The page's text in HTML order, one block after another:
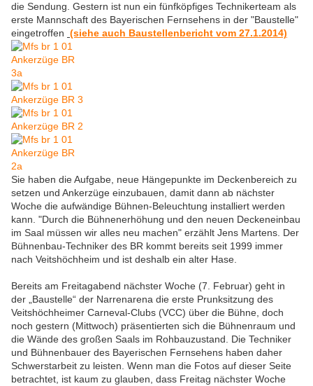
die Sendung. Gestern ist nun ein fünfköpfiges Technikerteam als
erste Mannschaft des Bayerischen Fernsehens in der "Baustelle"
eingetroffen (siehe auch Baustellenbericht vom 27.1.2014)
Sie haben die Aufgabe, neue Hängepunkte im Deckenbereich zu
setzen und Ankerzüge einzubauen, damit dann ab nächster
Woche die aufwändige Bühnen-Beleuchtung installiert werden
kann. "Durch die Bühnenerhöhung und den neuen Deckeneinbau
im Saal müssen wir alles neu machen" erzählt Jens Martens. Der
Bühnenbau-Techniker des BR kommt bereits seit 1999 immer
nach Veitshöchheim und ist deshalb ein alter Hase.
Bereits am Freitagabend nächster Woche (7. Februar) geht in
der „Baustelle“ der Narrenarena die erste Prunksitzung des
Veitshöchheimer Carneval-Clubs (VCC) über die Bühne, doch
noch gestern (Mittwoch) präsentierten sich die Bühnenraum und
die Wände des großen Saals im Rohbauzustand. Die Techniker
und Bühnenbauer des Bayerischen Fernsehens haben daher
Schwerstarbeit zu leisten. Wenn man die Fotos auf dieser Seite
betrachtet, ist kaum zu glauben, dass Freitag nächster Woche